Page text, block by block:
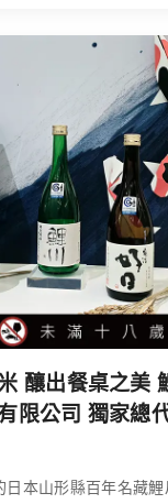
釀出餐桌之美
限公司 獨家總
日本山形縣百年名藏